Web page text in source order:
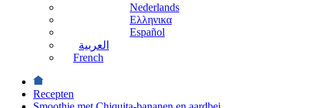
Nederlands
Ελληνικα
Español
العربية
French
Recepten